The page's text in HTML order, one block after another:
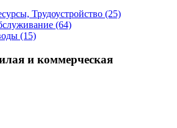
Трудоустройство (25)
(64)
(15)
и коммерческая